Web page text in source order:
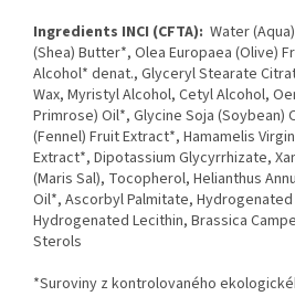
Ingredients INCI (CFTA): Water
(Shea) Butter*, Olea Europaea (Olive)
Alcohol* denat., Glyceryl Stearate
Wax, Myristyl Alcohol, Cetyl Alcohol,
Primrose) Oil*, Glycine Soja (Soybean)
(Fennel) Fruit Extract*, Hamamelis
Extract*, Dipotassium Glycyrrhizate,
(Maris Sal), Tocopherol, Helianthus
Oil*, Ascorbyl Palmitate,
Hydrogenated Lecithin, Brassica
Sterols
*Suroviny z kontrolovaného